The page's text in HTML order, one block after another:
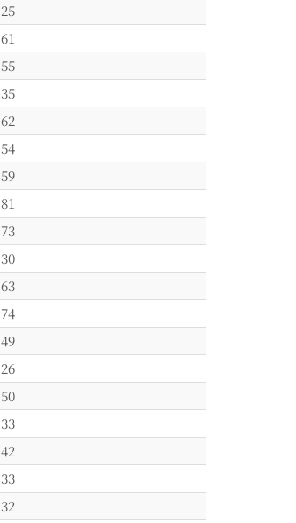
25
61
55
35
62
54
59
81
73
30
63
74
49
26
50
33
42
33
32